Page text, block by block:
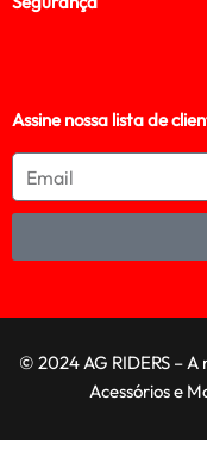
Assine nossa lista de
© 2024 AG RIDERS –
Acessórios e